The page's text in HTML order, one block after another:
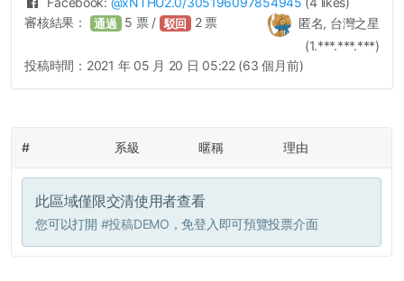
匿名, 台灣之星
(1.***.***.***)
審核結果： 通過 5 票 / 駁回 2票
投稿時間： 2021 年 05 月 20 日 05:22 (63 個月前)
# 系級 暱稱 理由
此區域僅限交清使用者查看
您可以打開 #投稿DEMO ，免登入即可預覽投票介面